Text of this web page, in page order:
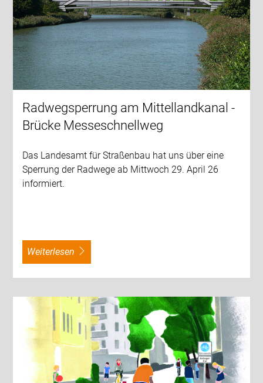
Radwegsperrung am Mittellandkanal -
Brücke Messeschnellweg
Das Landesamt für Straßenbau hat uns über eine
Sperrung der Radwege ab Mittwoch 29. April 26
informiert.
weiterlesen